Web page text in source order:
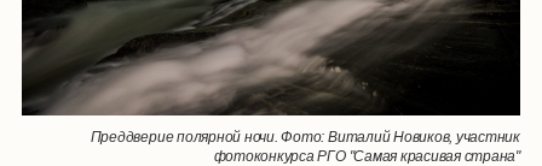
Преддверие полярной ночи. Фото: Виталий Новиков, участник
фотоконкурса РГО "Самая красивая страна"